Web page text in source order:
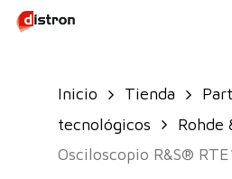
Skip
Inicio Tienda
tecnológicos
Rohde
Osciloscopio R&S®